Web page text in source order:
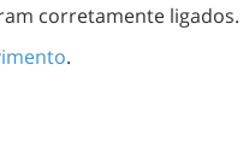
corretamente ligados.
.